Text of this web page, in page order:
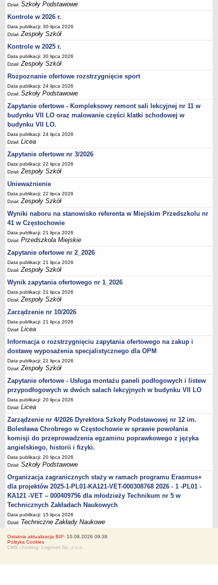
Majątek
Godziny dyżurów
Ogłoszenia
Zarządzenia
Rejestry, ewidencje, archiwa
Kontrole
PONOWNE WYKORZYSTYWANIE
Sprawozdania
Deklaracja dostępności
DEKLARACJA DOSTĘPNOŚCI
OŚWIADCZENIA MAJĄTKOWE
PONOWNE WYKORZYSTYWANIE
UDOSTĘPNIANIE INFORMACJI PUBLICZNEJ
Dział:Szkoły Podstawowe
Kontrole w 2026 r.
Data publikacji: 30 lipca 2026
Dział:Zespoły Szkół
Kontrole w 2025 r.
Data publikacji: 30 lipca 2026
Dział:Zespoły Szkół
Rozpoznanie ofertowe rozstrzygnięcie sport
Data publikacji: 24 lipca 2026
Dział:Szkoły Podstawowe
Zapytanie ofertowe - Kompleksowy remont sali lekcyjnej nr 11 w
budynku VII LO oraz malowanie części klatki schodowej w
budynku VII LO.
Data publikacji: 24 lipca 2026
Dział:Licea
Zapytanie ofertowe nr 3/2026
Data publikacji: 22 lipca 2026
Dział:Zespoły Szkół
Unieważnienie
Data publikacji: 22 lipca 2026
Dział:Zespoły Szkół
Wyniki naboru na stanowisko referenta w Miejskim Przedszkolu nr
41 w Częstochowie
Data publikacji: 21 lipca 2026
Dział:Przedszkola Miejskie
Zapytanie ofertowe nr 2_2026
Data publikacji: 21 lipca 2026
Dział:Zespoły Szkół
Wynik zapytania ofertowego nr 1_2026
Data publikacji: 21 lipca 2026
Dział:Zespoły Szkół
Zarządzenie nr 10/2026
Data publikacji: 21 lipca 2026
Dział:Licea
Informacja o rozstrzygnięciu zapytania ofertowego na zakup i
dostawę wyposażenia specjalistycznego dla OPM
Data publikacji: 21 lipca 2026
Dział:Zespoły Szkół
Zapytanie ofertowe - Usługa montażu paneli podłogowych i listew
przypodłogowych w dwóch salach lekcyjnych w budynku VII LO
Data publikacji: 20 lipca 2026
Dział:Licea
Zarządzenie nr 4/2026 Dyrektora Szkoły Podstawowej nr 12 im.
Bolesława Chrobrego w Częstochowie w sprawie powołania
komisji do przeprowadzenia egzaminu poprawkowego z języka
angielskiego, historii i fizyki.
Data publikacji: 20 lipca 2026
Dział:Szkoły Podstawowe
Organizacja zagranicznych staży w ramach programu Erasmus+
dla projektów 2025-1-PL01-KA121-VET-000308768 2026 - 1 -PL01 -
KA121 -VET – 000409756 dla młodzieży Technikum nr 5 w
Technicznych Zakładach Naukowych
Data publikacji: 15 lipca 2026
Dział: Techniczne Zakłady Naukowe
Ostatnia aktualizacja BIP: 10.08.2026 09:38
Polityka Cookies
CMS i hosting: Logonet Sp. z o.o.